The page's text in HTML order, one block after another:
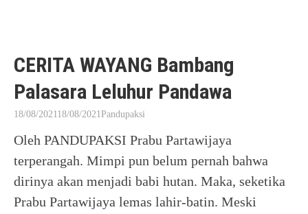
CERITA WAYANG Bambang
Palasara Leluhur Pandawa
18/08/202118/08/2021Pandupaksi
Oleh PANDUPAKSI Prabu Partawijaya
terperangah. Mimpi pun belum pernah bahwa
dirinya akan menjadi babi hutan. Maka, seketika
Prabu Partawijaya lemas lahir-batin. Meski